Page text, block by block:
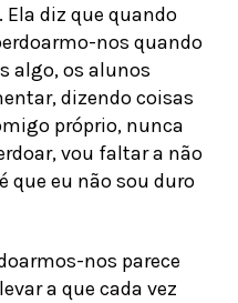
diz que quando
nos quando
algo, os alunos
dizendo coisas
próprio, nunca
vou faltar a não
que eu não sou duro
nos parece
a que cada vez